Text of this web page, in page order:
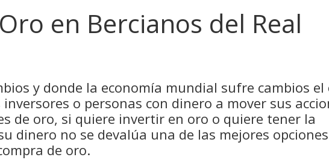
en Bercianos del Real
y donde la economía mundial sufre cambios el
o personas con dinero a mover sus
de oro, si quiere invertir en oro o quiere tener la
dinero no se devalúa una de las mejores
de oro.